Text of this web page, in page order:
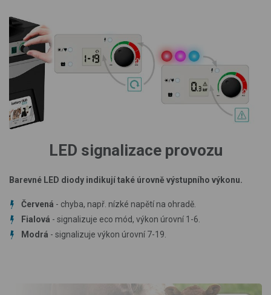
LED signalizace provozu
Barevné LED diody indikují také úrovně výstupního výkonu.
Červená - chyba, např. nízké napětí na ohradě.
Fialová - signalizuje eco mód, výkon úrovní 1-6.
Modrá - signalizuje výkon úrovní 7-19.